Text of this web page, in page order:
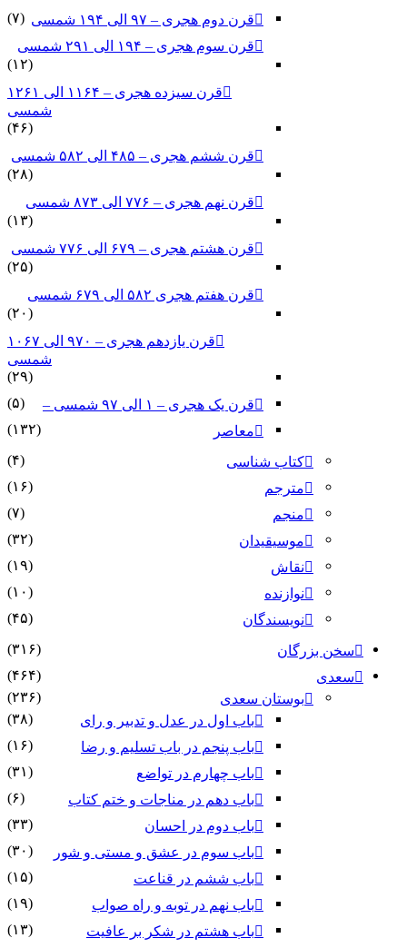
قرن دوم هجری – ۹۷ الی ۱۹۴ شمسی
(۷)
قرن سوم هجری – ۱۹۴ الی ۲۹۱ شمسی
(۱۲)
قرن سیزده هجری – ۱۱۶۴ الی ۱۲۶۱
شمسی
(۴۶)
قرن ششم هجری – ۴۸۵ الی ۵۸۲ شمسی
(۲۸)
قرن نهم هجری – ۷۷۶ الی ۸۷۳ شمسی
(۱۳)
قرن هشتم هجری – ۶۷۹ الی ۷۷۶ شمسی
(۲۵)
قرن هفتم هجری ۵۸۲ الی ۶۷۹ شمسی
(۲۰)
قرن یازدهم هجری – ۹۷۰ الی ۱۰۶۷
شمسی
(۲۹)
قرن یک هجری – ۱ الی ۹۷ شمسی –
(۵)
معاصر
(۱۳۲)
کتاب شناسی
(۴)
مترجم
(۱۶)
منجم
(۷)
موسیقیدان
(۳۲)
نقاش
(۱۹)
نوازنده
(۱۰)
نویسندگان
(۴۵)
سخن بزرگان
(۳۱۶)
سعدی
(۴۶۴)
بوستان سعدی
(۲۳۶)
باب اول در عدل و تدبیر و رای
(۳۸)
باب پنجم در باب تسلیم و رضا
(۱۶)
باب چهارم در تواضع
(۳۱)
باب دهم در مناجات و ختم کتاب
(۶)
باب دوم در احسان
(۳۳)
باب سوم در عشق و مستی و شور
(۳۰)
باب ششم در قناعت
(۱۵)
باب نهم در توبه و راه صواب
(۱۹)
باب هشتم در شکر بر عافیت
(۱۳)